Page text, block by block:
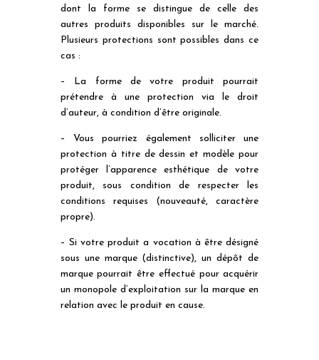
dont la forme se distingue de celle des
autres produits disponibles sur le marché.
Plusieurs protections sont possibles dans ce
cas :
– La forme de votre produit pourrait
prétendre à une protection via le droit
d’auteur, à condition d’être originale.
– Vous pourriez également solliciter une
protection à titre de dessin et modèle pour
protéger l’apparence esthétique de votre
produit, sous condition de respecter les
conditions requises (nouveauté, caractère
propre).
– Si votre produit a vocation à être désigné
sous une marque (distinctive), un dépôt de
marque pourrait être effectué pour acquérir
un monopole d’exploitation sur la marque en
relation avec le produit en cause.